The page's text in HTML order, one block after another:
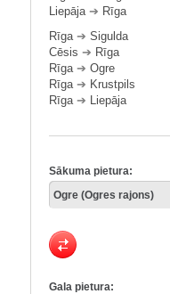
Liepāja➔ Rīga
Rīga➔ Sigulda
Cēsis ➔ Rīga
Rīga➔ Ogre
Rīga➔ Krustpils
Rīga➔ Liepāja
Sākuma pietura:
Gala pietura: